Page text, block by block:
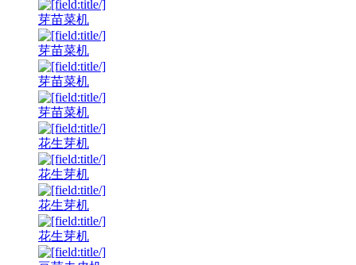
芽苗菜机
芽苗菜机
芽苗菜机
芽苗菜机
花生芽机
花生芽机
花生芽机
花生芽机